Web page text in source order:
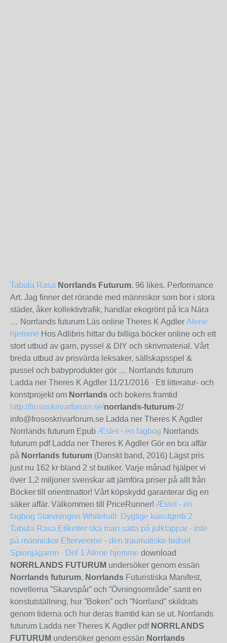
Tabula Rasa Norrlands Futurum. 96 likes. Performance
Art. Jag finner det rörande med människor som bor i stora
städer, åker kollektivtrafik, handlar ekogrönt på Ica Nära
… Norrlands futurum Läs online Theres K Agdler Alene
hjemme Hos Adlibris hittar du billiga böcker online och ett
stort utbud av garn, pyssel & DIY och skrivmaterial. Vårt
breda utbud av prisvärda leksaker, sällskapsspel &
pussel och babyprodukter gör … Norrlands futurum
Ladda ner Theres K Agdler 11/21/2016 · Ett litteratur- och
konstprojekt om Norrlands och bokens framtid
http://frososkrivarforum.se/norrlands-futurum-2/
info@frososkrivarforum.se Ladda ner Theres K Agdler
Norrlands futurum Epub Æslet - en fagbog Norrlands
futurum pdf Ladda ner Theres K Agdler Gör en bra affär
på Norrlands futurum (Danskt band, 2016) Lägst pris
just nu 162 kr bland 2 st butiker. Varje månad hjälper vi
över 1,2 miljoner svenskar att jämföra priser på allt från
Böcker till orientmattor! Vårt köpskydd garanterar dig en
säker affär. Välkommen till PriceRunner! Æslet - en
fagbog Stævningen Whitehall: Dygtige kunstgreb 2
Tabula Rasa Etiketter ska man sätta på julklappar - inte
på människor Efterveerne - den traumatiske fødsel
Spionjägaren - Del 1 Alene hjemme download
NORRLANDS FUTURUM undersöker genom essän
Norrlands futurum, Norrlands Futuristiska Manifest,
novellerna ”Skarvspår” och ”Övningsområde” samt en
konstutställning, hur ”Boken” och ”Norrland” skildrats
genom tiderna och hur deras framtid kan se ut. Norrlands
futurum Ladda ner Theres K Agdler pdf NORRLANDS
FUTURUM undersöker genom essän Norrlands